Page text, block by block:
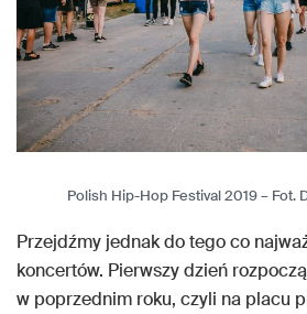
Polish Hip-Hop Festival 2019 – Fot.
Przejdźmy jednak do tego co
koncertów. Pierwszy dzień
w poprzednim roku, czyli na placu